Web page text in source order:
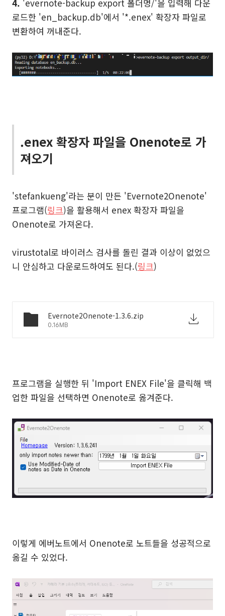
4. 'evernote-backup export 폴더명/'을 입력해 다운
로드한 'en_backup.db'에서 '*.enex' 확장자 파일로
변환하여 꺼내준다.
.enex 확장자 파일을 Onenote로 가
져오기
'stefankueng'라는 분이 만든 'Evernote2Onenote'
프로그램(링크)을 활용해서 enex 확장자 파일을
Onenote로 가져온다.
virustotal로 바이러스 검사를 돌린 결과 이상이 없었으
니 안심하고 다운로드하여도 된다.(링크)
Evernote2Onenote-1.3.6.zip
0.16MB
프로그램을 실행한 뒤 'Import ENEX File'을 클릭해 백
업한 파일을 선택하면 Onenote로 옮겨준다.
이렇게 에버노트에서 Onenote로 노트들을 성공적으로
옮길 수 있었다.